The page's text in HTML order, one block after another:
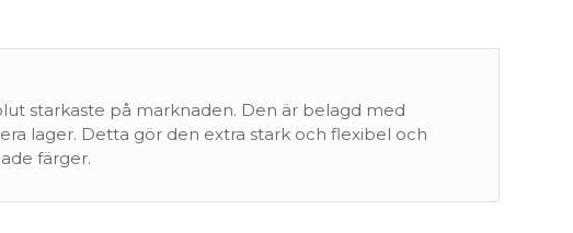
starkaste på marknaden. Den är belagd med
lager. Detta gör den extra stark och flexibel och
färger.